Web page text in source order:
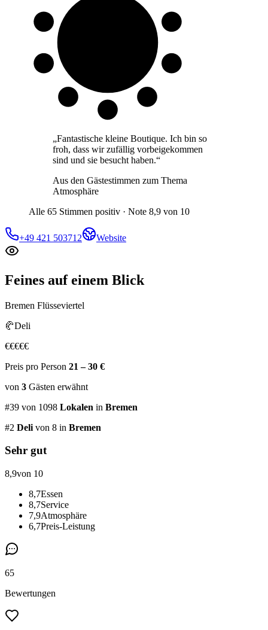
„Fantastische kleine Boutique. Ich bin so
froh, dass wir zufällig vorbeigekommen
sind und sie besucht haben.“
Aus den Gästestimmen zum Thema
Atmosphäre
Alle 65 Stimmen positiv · Note 8,9 von 10
+49 421 503712 Website
Feines auf einem Blick
Bremen Flüsseviertel
🥐Deli
€€€€€
Preis pro Person 21 – 30 €
von 3 Gästen erwähnt
#39 von 1098 Lokalen in Bremen
#2 Deli von 8 in Bremen
Sehr gut
8,9von 10
8,7Essen
8,7Service
7,9Atmosphäre
6,7Preis-Leistung
65
Bewertungen